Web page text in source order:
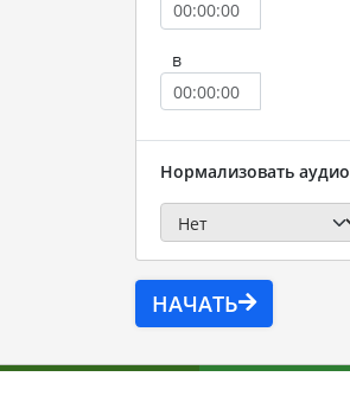
в
Нормализовать аудио
НАЧАТЬ